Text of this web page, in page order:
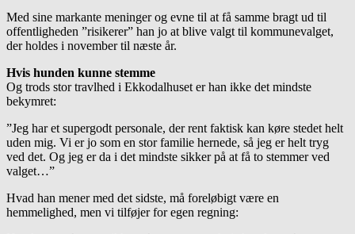
Med sine markante meninger og evne til at få samme bragt ud til
offentligheden ”risikerer” han jo at blive valgt til kommunevalget,
der holdes i november til næste år.
Hvis hunden kunne stemme
Og trods stor travlhed i Ekkodalhuset er han ikke det mindste
bekymret:
”Jeg har et supergodt personale, der rent faktisk kan køre stedet helt
uden mig. Vi er jo som en stor familie hernede, så jeg er helt tryg
ved det. Og jeg er da i det mindste sikker på at få to stemmer ved
valget…”
Hvad han mener med det sidste, må foreløbigt være en
hemmelighed, men vi tilføjer for egen regning: